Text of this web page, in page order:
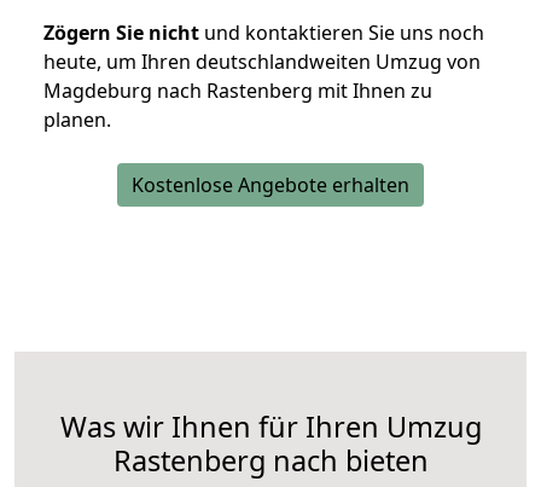
Zögern Sie nicht und kontaktieren Sie uns noch
heute, um Ihren deutschlandweiten Umzug von
Magdeburg nach Rastenberg mit Ihnen zu
planen.
Kostenlose Angebote erhalten
Was wir Ihnen für Ihren Umzug
Rastenberg nach bieten